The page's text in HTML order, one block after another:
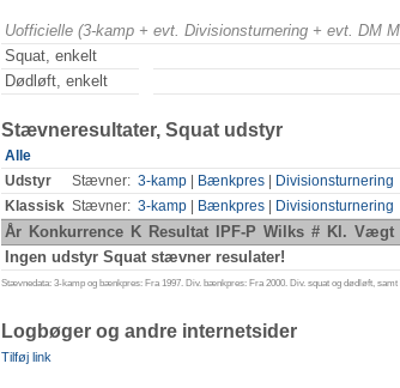
Uofficielle (3-kamp + evt. Divisionsturnering + evt. DM
Squat, enkelt
Dødløft, enkelt
Stævneresultater, Squat udstyr
Alle
Udstyr
Stævner: 3-kamp Bænkpres Divisionsturnering
Klassisk Stævner: 3-kamp Bænkpres Divisionsturnering
År Konkurrence K Resultat IPF-P Wilks # Kl. Vægt
Ingen udstyr Squat stævner resulater!
Stævnedata: 3-kamp og bænkpres: Fra 1997. Div. bænkpres: Fra 2000. Div. squat og dødløft,
Logbøger og andre internetsider
Tilføj link